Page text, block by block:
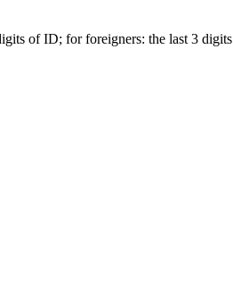
of ID; for foreigners: the last 3